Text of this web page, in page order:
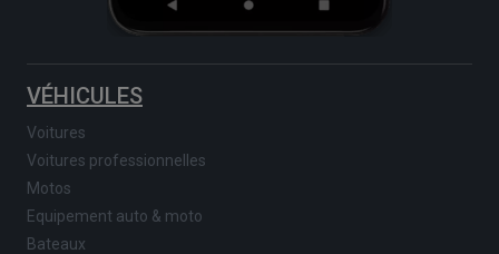
VÉHICULES
Voitures
Voitures professionnelles
Motos
Equipement auto & moto
Bateaux